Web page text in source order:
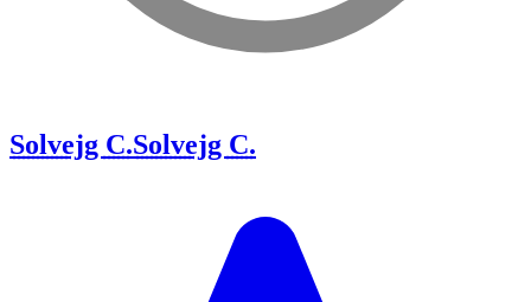
Solvejg C.Solvejg C.